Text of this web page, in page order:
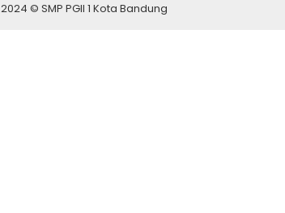
2024 © SMP PGII 1 Kota Bandung